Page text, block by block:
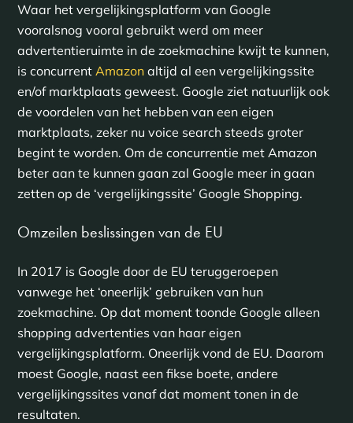
Waar het vergelijkingsplatform van Google
vooralsnog vooral gebruikt werd om meer
advertentieruimte in de zoekmachine kwijt te kunnen,
is concurrent Amazonaltijd al een vergelijkingssite
en/of marktplaats geweest. Google ziet natuurlijk ook
de voordelen van het hebben van een eigen
marktplaats, zeker nu voice search steeds groter
begint te worden. Om de concurrentie met Amazon
beter aan te kunnen gaan zal Google meer in gaan
zetten op de ‘vergelijkingssite’ Google Shopping.
Omzeilen beslissingen van de EU
In 2017 is Google door de EU teruggeroepen
vanwege het ‘oneerlijk’ gebruiken van hun
zoekmachine. Op dat moment toonde Google alleen
shopping advertenties van haar eigen
vergelijkingsplatform. Oneerlijk vond de EU. Daarom
moest Google, naast een fikse boete, andere
vergelijkingssites vanaf dat moment tonen in de
resultaten.